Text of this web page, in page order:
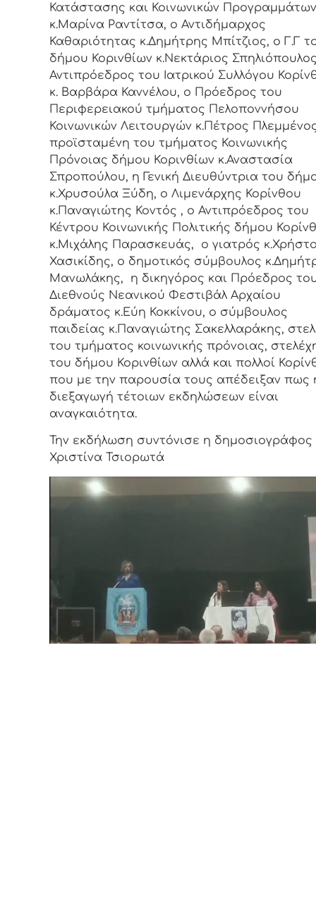
Κατάστασης και Κοινωνικών Προγραμμάτων
κ.Μαρίνα Ραντίτσα, ο Αντιδήμαρχος
Καθαριότητας κ.Δημήτρης Μπίτζιος, ο Γ.Γ
δήμου Κορινθίων κ.Νεκτάριος
Αντιπρόεδρος του Ιατρικού Συλλόγου
κ. Βαρβάρα Καννέλου, ο Πρόεδρος του
Περιφερειακού τμήματος Πελοποννήσου
Κοινωνικών Λειτουργών κ.Πέτρος
προϊσταμένη του τμήματος Κοινωνικής
Πρόνοιας δήμου Κορινθίων κ.Αναστασία
Σπροπούλου, η Γενική Διευθύντρια του
κ.Χρυσούλα Ξύδη, ο Λιμενάρχης Κορίνθου
κ.Παναγιώτης Κοντός , ο Αντιπρόεδρος του
Κέντρου Κοινωνικής Πολιτικής δήμου
κ.Μιχάλης Παρασκευάς, ο γιατρός
Χασικίδης, ο δημοτικός σύμβουλος
Μανωλάκης, η δικηγόρος και Πρόεδρος
Διεθνούς Νεανικού Φεστιβάλ Αρχαίου
δράματος κ.Εύη Κοκκίνου, ο σύμβουλος
παιδείας κ.Παναγιώτης Σακελλαράκης,
του τμήματος κοινωνικής πρόνοιας,
του δήμου Κορινθίων αλλά και πολλοί
που με την παρουσία τους απέδειξαν πως
διεξαγωγή τέτοιων εκδηλώσεων είναι
αναγκαιότητα.
Την εκδήλωση συντόνισε η δημοσιογράφος
Χριστίνα Τσιορωτά